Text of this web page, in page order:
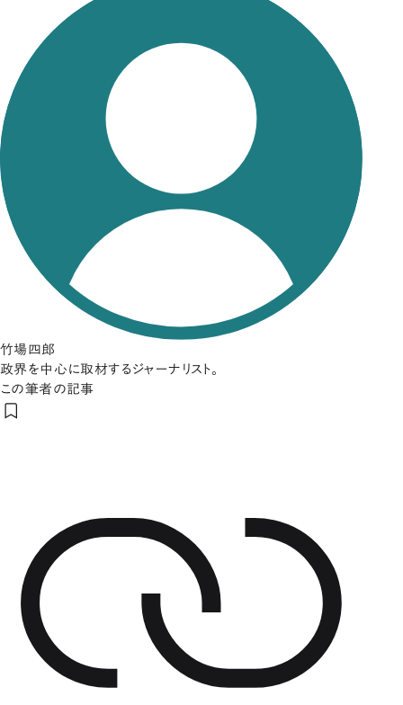
竹場四郎
政界を中心に取材するジャーナリスト。
この筆者の記事